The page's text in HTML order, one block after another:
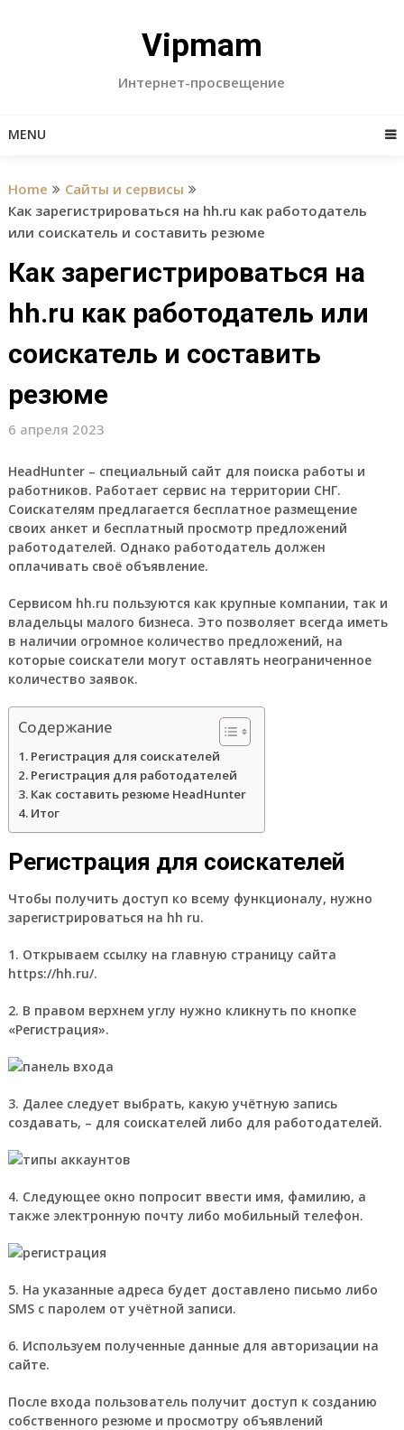
Vipmam
Интернет-просвещение
MENU
Home
Сайты и сервисы
Как зарегистрироваться на hh.ru как работодатель
или соискатель и составить резюме
Как зарегистрироваться на
hh.ru как работодатель или
соискатель и составить
резюме
6 апреля 2023
HeadHunter – специальный сайт для поиска работы и
работников. Работает сервис на территории СНГ.
Соискателям предлагается бесплатное размещение
своих анкет и бесплатный просмотр предложений
работодателей. Однако работодатель должен
оплачивать своё объявление.
Сервисом hh.ru пользуются как крупные компании, так и
владельцы малого бизнеса. Это позволяет всегда иметь
в наличии огромное количество предложений, на
которые соискатели могут оставлять неограниченное
количество заявок.
Содержание
Регистрация для соискателей
Регистрация для работодателей
Как составить резюме HeadHunter
Итог
Регистрация для соискателей
Чтобы получить доступ ко всему функционалу, нужно
зарегистрироваться на hh ru.
1. Открываем ссылку на главную страницу сайта
https://hh.ru/.
2. В правом верхнем углу нужно кликнуть по кнопке
«Регистрация».
3. Далее следует выбрать, какую учётную запись
создавать, – для соискателей либо для работодателей.
4. Следующее окно попросит ввести имя, фамилию, а
также электронную почту либо мобильный телефон.
5. На указанные адреса будет доставлено письмо либо
SMS с паролем от учётной записи.
6. Используем полученные данные для авторизации на
сайте.
После входа пользователь получит доступ к созданию
собственного резюме и просмотру объявлений